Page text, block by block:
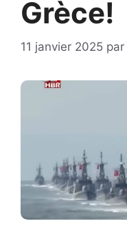
Grèce!
11 janvier 2025 par